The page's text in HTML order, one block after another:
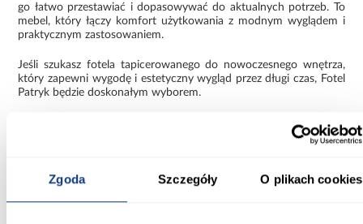
Zgoda Szczegóły O plikach cookies
go łatwo przestawiać i dopasowywać do aktualnych potrzeb. To
mebel, który łączy komfort użytkowania z modnym wyglądem i
praktycznym zastosowaniem.
Jeśli szukasz fotela tapicerowanego do nowoczesnego wnętrza,
który zapewni wygodę i estetyczny wygląd przez długi czas, Fotel
Patryk będzie doskonałym wyborem.
Informacje o
Szerokość [cm]:
56.00